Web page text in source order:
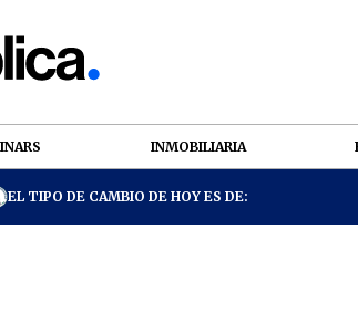
INMOBILIARIA
EL TIPO DE CAMBIO DE HOY ES DE: